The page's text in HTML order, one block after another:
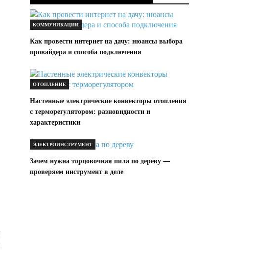
КОММУНИКАЦИИ
Как провести интернет на дачу: нюансы выбора
провайдера и способа подключения
ОТОПЛЕНИЕ
Настенные электрические конвекторы отопления
с терморегулятором: разновидности и
характеристики
ЭЛЕКТРОИНСТРУМЕНТ
Зачем нужна торцовочная пила по дереву —
проверяем инструмент в деле